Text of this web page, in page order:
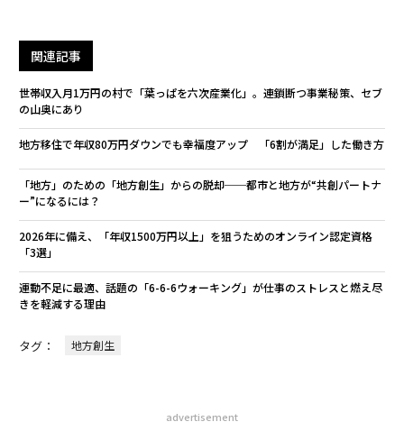
関連記事
世帯収入月1万円の村で「葉っぱを六次産業化」。連鎖断つ事業秘策、セブ
の山奥にあり
地方移住で年収80万円ダウンでも幸福度アップ 「6割が満足」した働き方
「地方」のための「地方創生」からの脱却──都市と地方が“共創パートナ
ー”になるには？
2026年に備え、「年収1500万円以上」を狙うためのオンライン認定資格
「3選」
運動不足に最適、話題の「6-6-6ウォーキング」が仕事のストレスと燃え尽
きを軽減する理由
タグ： 地方創生
advertisement